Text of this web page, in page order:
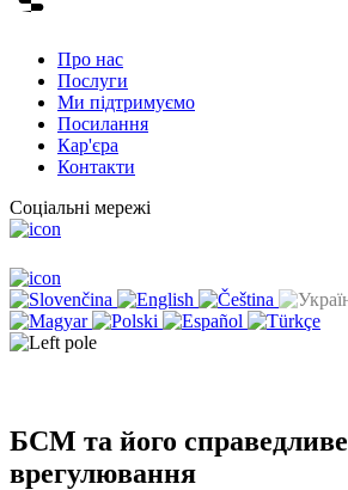
Про нас
Послуги
Ми підтримуємо
Посилання
Кар'єра
Контакти
Соціальні мережі
БСМ та його справедливе
врегулювання